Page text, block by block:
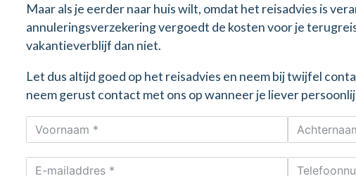
Maar als je eerder naar huis wilt, omdat het reisadvies is
annuleringsverzekering vergoedt de kosten voor je
vakantieverblijf dan niet.
Let dus altijd goed op het reisadvies en neem bij twijfel
neem gerust contact met ons op wanneer je liever